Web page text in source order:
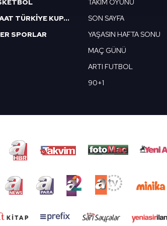
amaçlarıyla sınırlı olarak açık rızanız
yer alan panel vasıtasıyla
ziyaret edebilirsiniz.
ilgili bilgi almak için lütfen
ZİRAAT TÜRKİYE KUPASI
SPORLAR
TAKIM OYUNU
SON SAYFA
YAŞASIN HAFTA SONU
MAÇ GÜNÜ
ARTI FUTBOL
90+1